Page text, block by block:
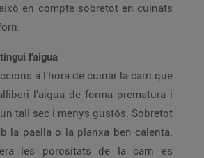
en compte sobretot en cuinats
l’aigua
a l’hora de cuinar la carn que
l’aigua de forma prematura i
tall sec i menys gustós. Sobretot
la paella o la planxa ben calenta.
les porositats de la carn es